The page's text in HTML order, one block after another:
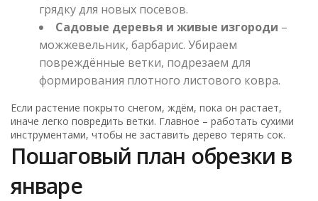
грядку для новых посевов.
Садовые деревья и живые изгороди –
можжевельник, барбарис. Убираем
повреждённые ветки, подрезаем для
формирования плотного листового ковра.
Если растение покрыто снегом, ждём, пока он растает,
иначе легко повредить ветки. Главное – работать сухими
инструментами, чтобы не заставить дерево терять сок.
Пошаговый план обрезки в
январе